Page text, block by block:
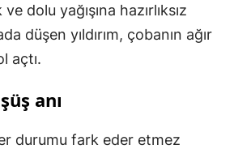
dolu yağışına hazırlıksız
düşen yıldırım, çobanın ağır
açtı.
anı
durumu fark eder etmez